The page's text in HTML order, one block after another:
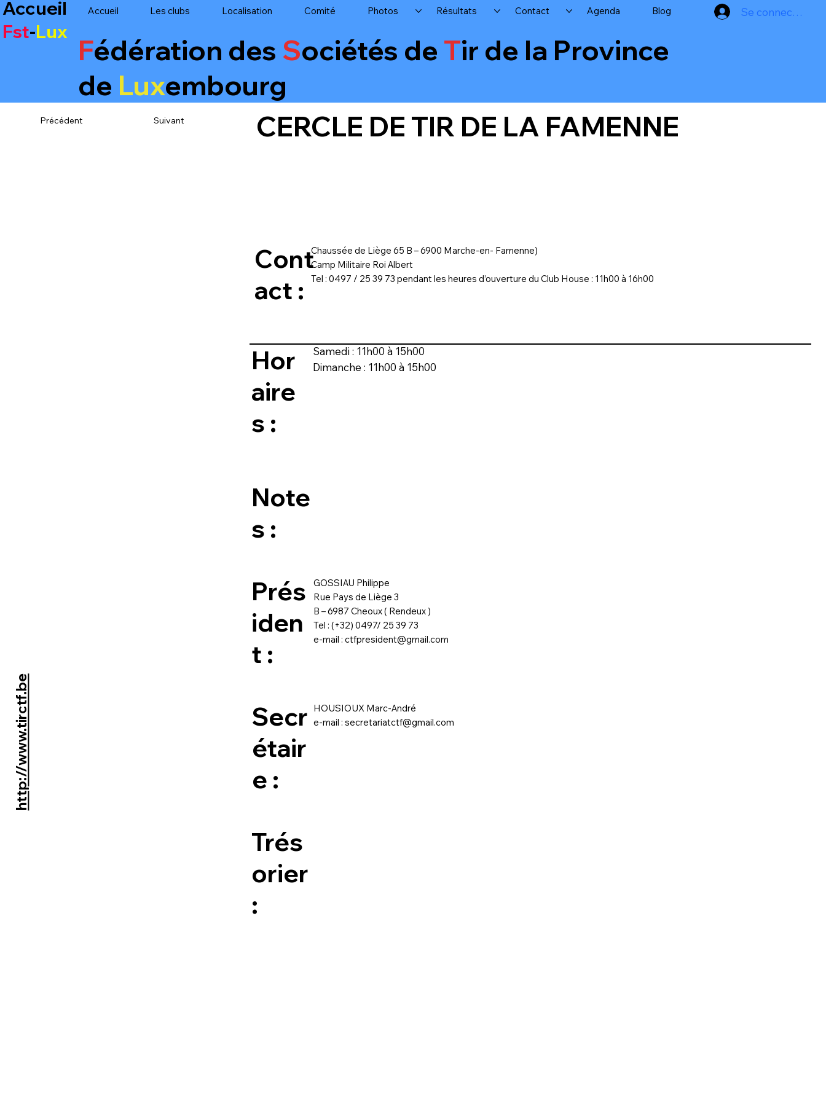
Se connecter
Accueil Les clubs Localisation Comité Photos Résultats Contact Agenda Blog
Fédération des Sociétés de Tir de la Province
de Luxembourg
Accueil
Fst-Lux
Précédent Suivant
http://www.tirctf.be
CERCLE DE TIR DE LA FAMENNE
Cont
act :
Chaussée de Liège 65 B – 6900 Marche-en- Famenne)
Camp Militaire Roi Albert
Tel : 0497 / 25 39 73 pendant les heures d’ouverture du Club House : 11h00 à 16h00
Hor
aire
s :
Samedi : 11h00 à 15h00
Dimanche : 11h00 à 15h00
Note
s :
Prés
iden
t :
GOSSIAU Philippe
Rue Pays de Liège 3
B – 6987 Cheoux ( Rendeux )
Tel : (+32) 0497/ 25 39 73
e-mail :ctfpresident@gmail.com
Secr
étair
e :
HOUSIOUX Marc-André
e-mail :secretariatctf@gmail.com
Trés
orier
: